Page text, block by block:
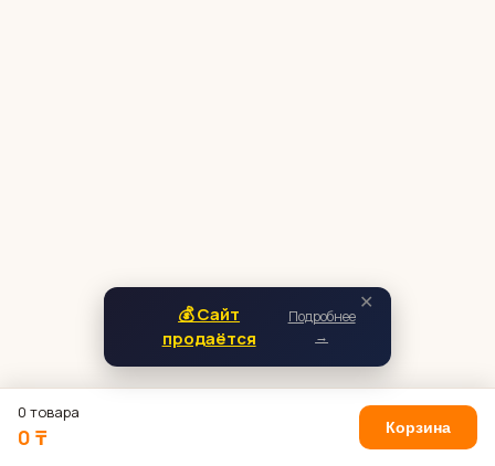
✕
💰 Сайт
продаётся
Подробнее
→
0 товара
0 ₸ Корзина